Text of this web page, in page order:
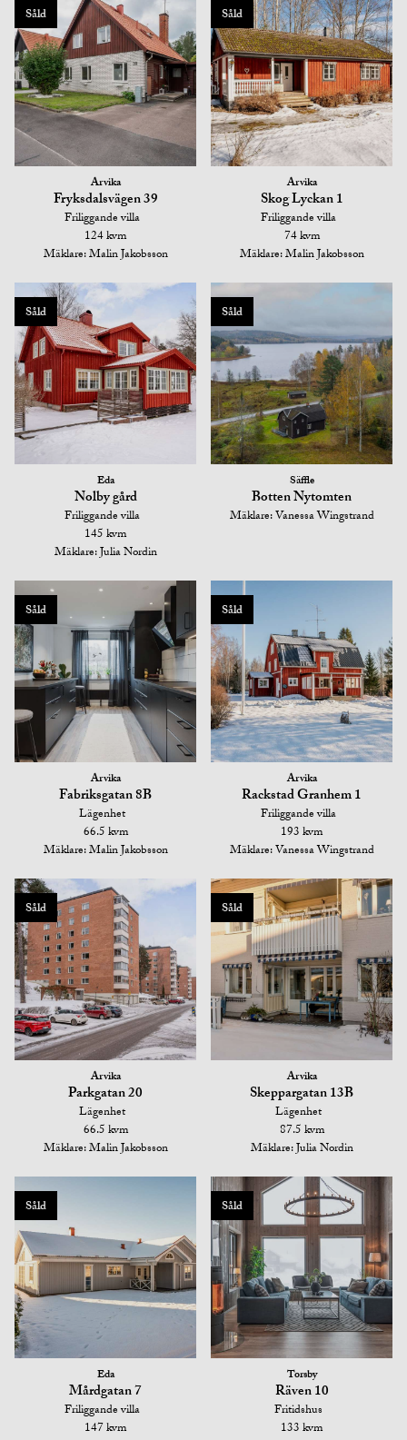
Såld
Arvika
Fryksdalsvägen 39
Friliggande villa
124 kvm
Mäklare: Malin Jakobsson
Såld
Arvika
Skog Lyckan 1
Friliggande villa
74 kvm
Mäklare: Malin Jakobsson
Såld
Eda
Nolby gård
Friliggande villa
145 kvm
Mäklare: Julia Nordin
Såld
Säffle
Botten Nytomten
Mäklare: Vanessa Wingstrand
Såld
Arvika
Fabriksgatan 8B
Lägenhet
66.5 kvm
Mäklare: Malin Jakobsson
Såld
Arvika
Rackstad Granhem 1
Friliggande villa
193 kvm
Mäklare: Vanessa Wingstrand
Såld
Arvika
Parkgatan 20
Lägenhet
66.5 kvm
Mäklare: Malin Jakobsson
Såld
Arvika
Skeppargatan 13B
Lägenhet
87.5 kvm
Mäklare: Julia Nordin
Såld
Eda
Mårdgatan 7
Friliggande villa
147 kvm
Såld
Torsby
Räven 10
Fritidshus
133 kvm